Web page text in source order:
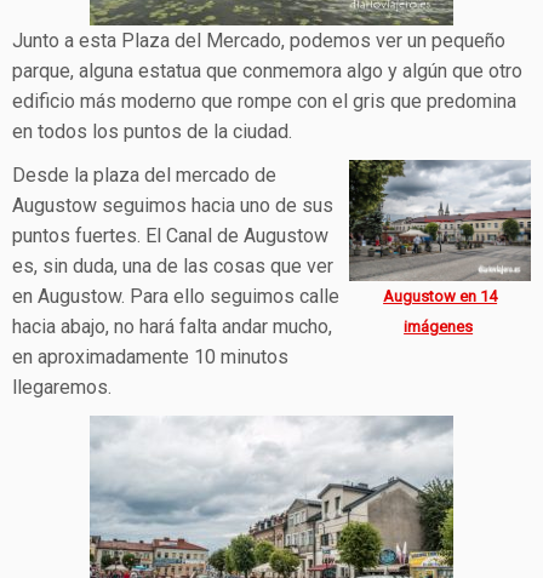
Junto a esta Plaza del Mercado, podemos ver un pequeño
parque, alguna estatua que conmemora algo y algún que otro
edificio más moderno que rompe con el gris que predomina
en todos los puntos de la ciudad.
Augustow en 14
imágenes
Desde la plaza del mercado de
Augustow seguimos hacia uno de sus
puntos fuertes. El Canal de Augustow
es, sin duda, una de las cosas que ver
en Augustow. Para ello seguimos calle
hacia abajo, no hará falta andar mucho,
en aproximadamente 10 minutos
llegaremos.